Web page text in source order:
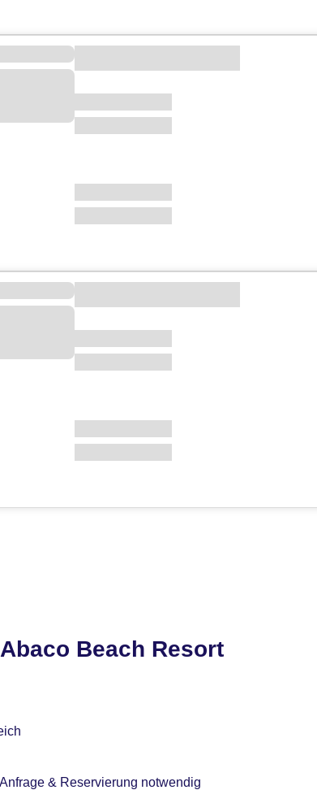
Beach Resort
& Reservierung notwendig